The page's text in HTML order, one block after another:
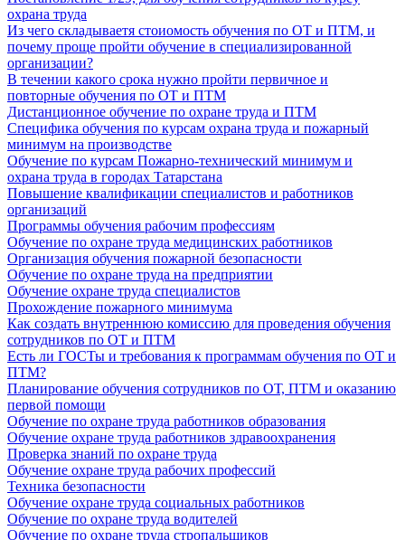
охрана труда
Из чего складываетя стоиомость обучения по ОТ и ПТМ, и
почему проще пройти обучение в специализированной
организации?
В течении какого срока нужно пройти первичное и
повторные обучения по ОТ и ПТМ
Дистанционное обучение по охране труда и ПТМ
Специфика обучения по курсам охрана труда и пожарный
минимум на производстве
Обучение по курсам Пожарно-технический минимум и
охрана труда в городах Татарстана
Повышение квалификации специалистов и работников
организаций
Программы обучения рабочим профессиям
Обучение по охране труда медицинских работников
Организация обучения пожарной безопасности
Обучение по охране труда на предприятии
Обучение охране труда специалистов
Прохождение пожарного минимума
Как создать внутреннюю комиссию для проведения обучения
сотрудников по ОТ и ПТМ
Есть ли ГОСТы и требования к программам обучения по ОТ и
ПТМ?
Планирование обучения сотрудников по ОТ, ПТМ и оказанию
первой помощи
Обучение по охране труда работников образования
Обучение охране труда работников здравоохранения
Проверка знаний по охране труда
Обучение охране труда рабочих профессий
Техника безопасности
Обучение охране труда социальных работников
Обучение по охране труда водителей
Обучение по охране труда стропальщиков